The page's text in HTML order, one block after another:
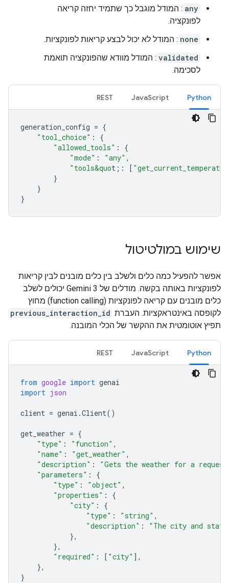
any : המודל מוגבל כך שתמיד יחזה קריאה
לפונקציה.
none : המודל לא יכול לבצע קריאות לפונקציות.
validated : המודל מוודא שהפונקציה תואמת
לסכימה.
Python
JavaScript
REST
generation_config = {
"tool_choice" :
{
"allowed_tools" :
{
"mode" : "any" ,
"tools&quot; : [
}
}
}
שימוש במולטיטול
אפשר להפעיל כמה כלים ולשלב בין כלים מובנים לבין קריאות
לפונקציות באותה בקשה. מודלים של Gemini 3 יכולים לשלב
כלים מובנים עם קריאה לפונקציות (function calling) מחוץ
לקופסה באינטראקציות. העברת previous_interaction_id
תפיץ אוטומטית את ההקשר של הכלי המובנה.
Python
JavaScript
REST
from google import genai
import json
client = genai .Client()
get_weather = {
"type" : "function" ,
"name" : "get_weather" ,
"description" :
"Gets the weather for a
"parameters" :
{
"type" : "object" ,
"properties" :
{
"city" :
{
"type" : "string" ,
"description" :
"The city and
},
},
"required" : [ "city" ],
},
}